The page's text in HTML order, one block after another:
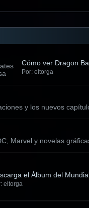
Cómo ver Dragon
Por: eltorga
y los nuevos
Marvel y novelas
el Álbum del
eltorga